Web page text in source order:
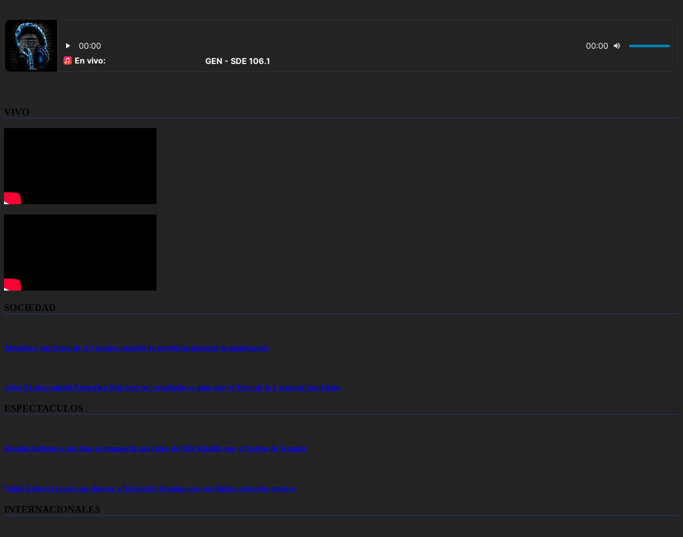
VIVO
SOCIEDAD
Mendoza: un sismo de 4,3 grados sacudió la provincia durante la madrugada
A los 54 años murió Ernestina Pais tras ser arrollado su auto por el Tren de la Costa en San Isidro
ESPECTACULOS
Rosalía indignó a sus fans al compartir un video de Mia Khalifa por el festejo de España
Pablo Echarri cruzó con dureza a Alejandro Fantino por sus dichos sobre los actores
INTERNACIONALES